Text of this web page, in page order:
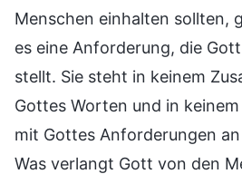
Menschen einhalten sollten,
es eine Anforderung, die
stellt. Sie steht in keinem
Gottes Worten und in
mit Gottes Anforderungen
Was verlangt Gott von den